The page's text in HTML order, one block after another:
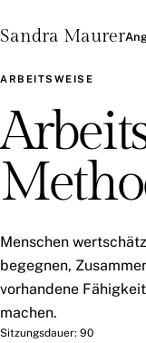
Sandra Maurer
ARBEITSWEISE
Menschen
begegnen,
vorhandene
machen.
Sitzungsdauer: 90